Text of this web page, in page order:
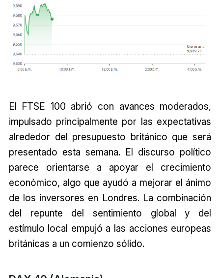
El FTSE 100 abrió con avances moderados,
impulsado principalmente por las expectativas
alrededor del presupuesto británico que será
presentado esta semana. El discurso político
parece orientarse a apoyar el crecimiento
económico, algo que ayudó a mejorar el ánimo
de los inversores en Londres. La combinación
del repunte del sentimiento global y del
estímulo local empujó a las acciones europeas
británicas a un comienzo sólido.